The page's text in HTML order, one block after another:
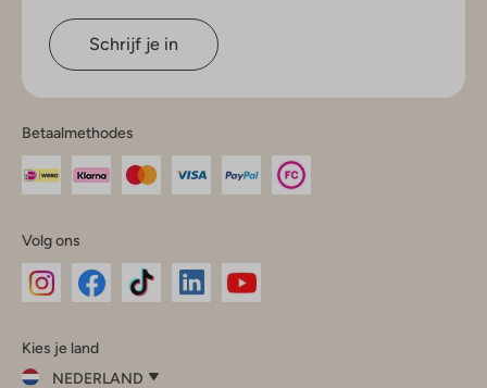
Schrijf je in
Betaalmethodes
Volg ons
InstagramFacebook
Kies je land
NEDERLAND